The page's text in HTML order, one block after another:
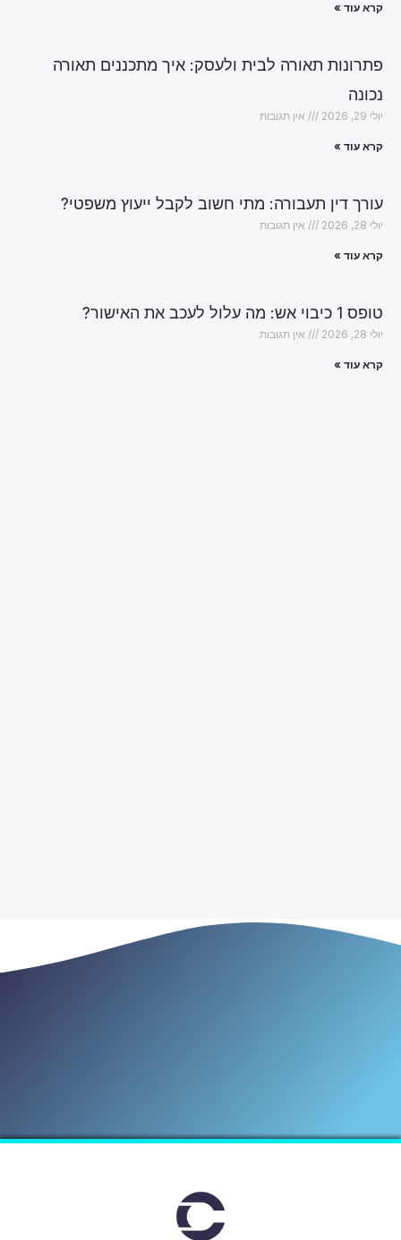
קרא עוד »
פתרונות תאורה לבית ולעסק: איך מתכננים תאורה
נכונה
יולי 29, 2026 אין תגובות
קרא עוד »
עורך דין תעבורה: מתי חשוב לקבל ייעוץ משפטי?
יולי 28, 2026 אין תגובות
קרא עוד »
טופס 1 כיבוי אש: מה עלול לעכב את האישור?
יולי 28, 2026 אין תגובות
קרא עוד »